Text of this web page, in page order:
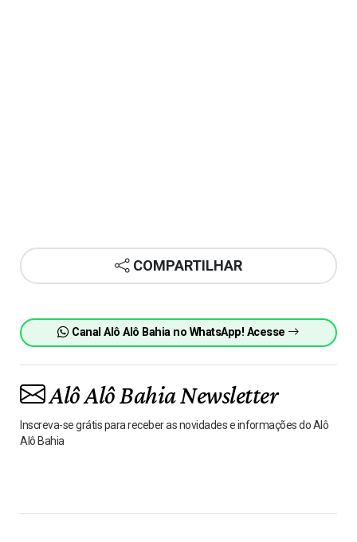
COMPARTILHAR
Canal Alô Alô Bahia no WhatsApp! Acesse
Alô Alô Bahia Newsletter
Inscreva-se grátis para receber as novidades e informações do Alô
Alô Bahia